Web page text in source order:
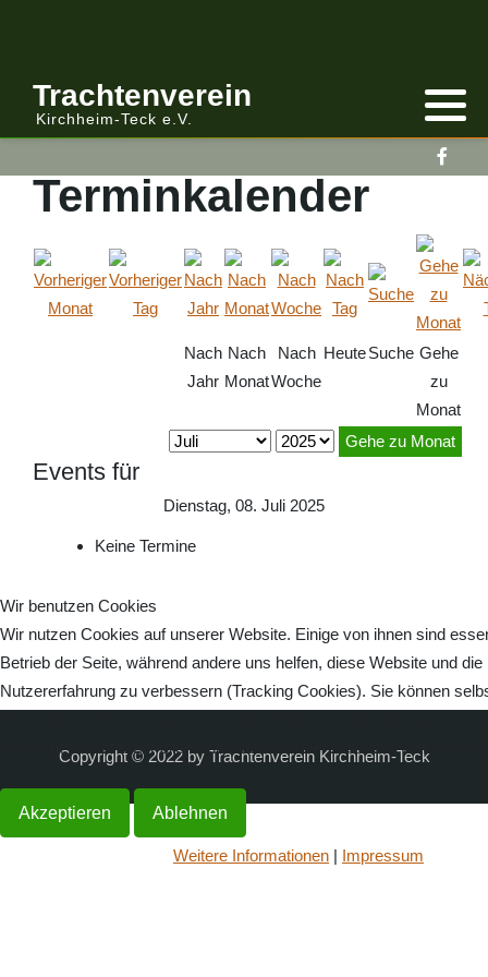
Trachtenverein
Kirchheim-Teck e.V.
Terminkalender
Nach
Jahr
Nach
Monat
Nach
Woche
HeuteSuche Gehe
zu
Monat
Gehe zu Monat
Events für
Dienstag, 08. Juli 2025
Keine Termine
Copyright © 2022 by Trachtenverein Kirchheim-Teck
Wir benutzen Cookies
Wir nutzen Cookies auf unserer Website. Einige von ihnen sind
Betrieb der Seite, während andere uns helfen, diese Website und die
Nutzererfahrung zu verbessern (Tracking Cookies). Sie können
womöglich nicht mehr alle Funktionalitäten der Seite zur Verfügung
Akzeptieren Ablehnen
Weitere Informationen | Impressum
Anmelden/Abmelden
Kalender
Gebirgstracht
Volkstracht
Berichte Vereinsleitung
Berichte
Vereinsleitung Informiert